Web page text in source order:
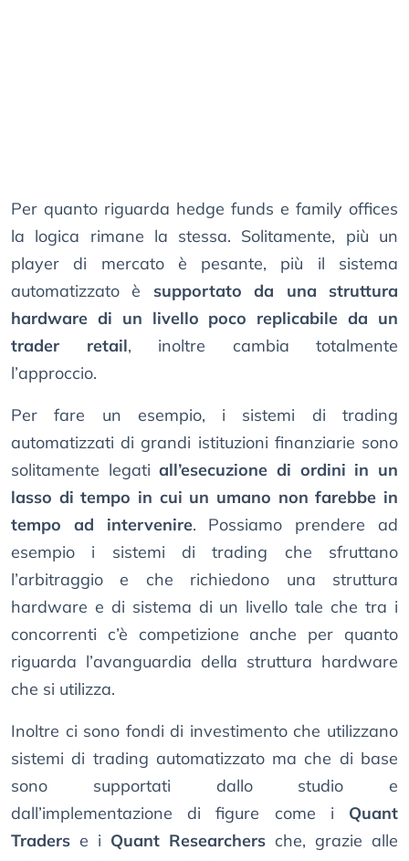
Per quanto riguarda hedge funds e family offices
la logica rimane la stessa. Solitamente, più un
player di mercato è pesante, più il sistema
automatizzato è supportato da una struttura
hardware di un livello poco replicabile da un
trader retail, inoltre cambia totalmente
l’approccio.
Per fare un esempio, i sistemi di trading
automatizzati di grandi istituzioni finanziarie sono
solitamente legatiall’esecuzione di ordini in un
lasso di tempo in cui un umano non farebbe in
tempo ad intervenire. Possiamo prendere ad
esempio i sistemi di trading che sfruttano
l’arbitraggio e che richiedono una struttura
hardware e di sistema di un livello tale che tra i
concorrenti c’è competizione anche per quanto
riguarda l’avanguardia della struttura hardware
che si utilizza.
Inoltre ci sono fondi di investimento che utilizzano
sistemi di trading automatizzato ma che di base
sono supportati dallo studio e
dall’implementazione di figure come i Quant
Traders e i Quant Researchers che, grazie alle